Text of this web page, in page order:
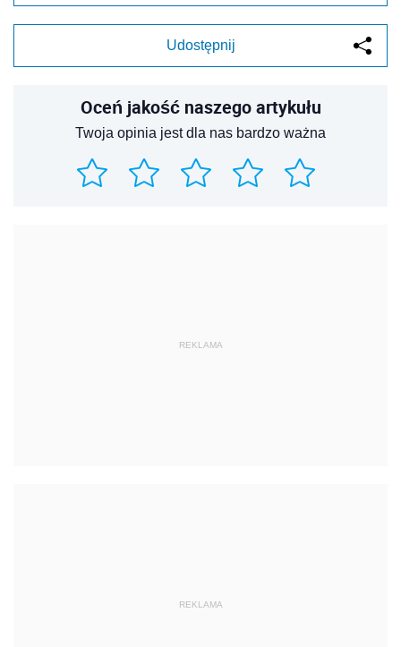
Udostępnij
Oceń jakość naszego artykułu
Twoja opinia jest dla nas bardzo ważna
REKLAMA
REKLAMA